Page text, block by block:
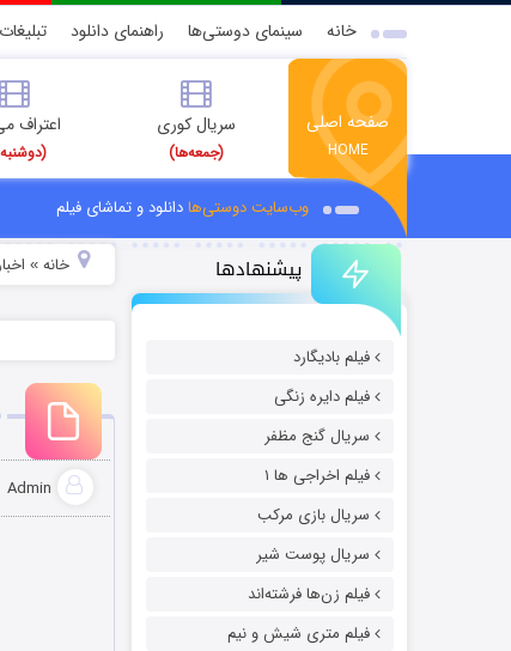
خانه سینمای دوستی‌ها راهنمای دانلود تبلیغات
صفحه اصلی
HOME
سریال کوری
(جمعه‌ها)
اعتراف
وب‌سایت دوستی‌هادانلود و تماشای فیلم
پیشنهادها
فیلم بادیگارد
فیلم دایره زنگی
سریال گنج مظفر
فیلم اخراجی ها ۱
سریال بازی مرکب
سریال پوست شیر
فیلم زن‌ها فرشته‌اند
فیلم متری شیش و نیم
خانه»
Admin